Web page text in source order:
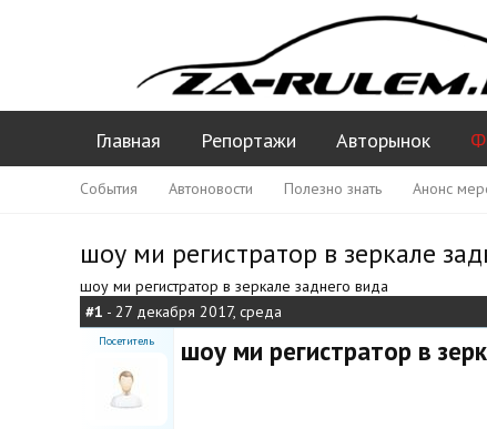
Главная Репортажи Авторынок
События Автоновости Полезно знать Анонс
шоу ми регистратор в зеркале
шоу ми регистратор в зеркале заднего вида
#1 - 27 декабря 2017, среда
Посетитель шоу ми регистратор в